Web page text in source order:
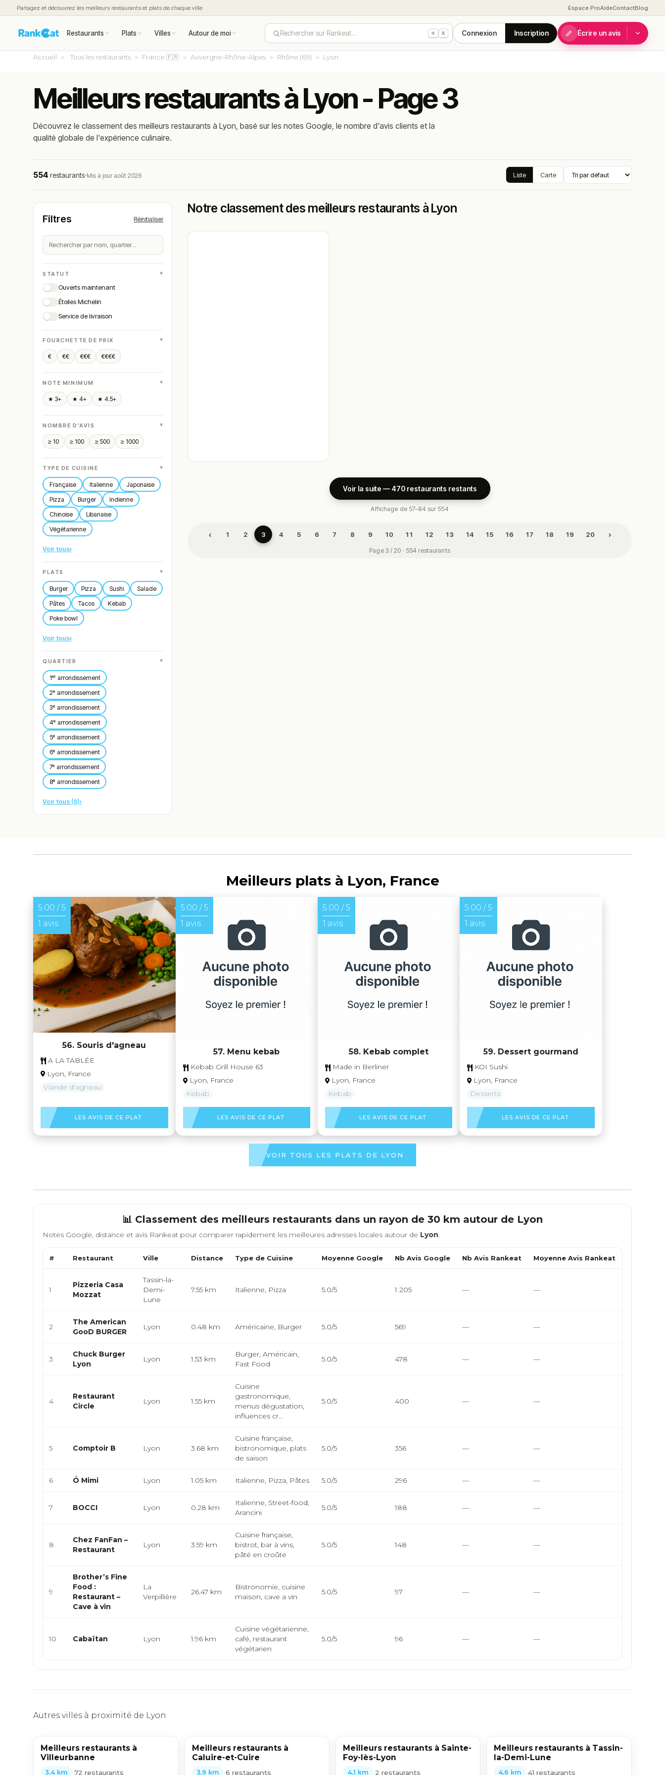
Partagez et découvrez les meilleurs restaurants et plats de chaque ville Espace ProAideContactBlog
Restaurants Plats Villes Autour de moi Rechercher sur Rankeat… ⌘ K Connexion Inscription Écrire un avis
Accueil Tous les restaurants France 🇫🇷 Auvergne-Rhône-Alpes Rhône (69) Lyon
Meilleurs restaurants à Lyon - Page 3
Découvrez le classement des meilleurs restaurants à Lyon, basé sur les notes Google, le nombre d'avis clients et la
qualité globale de l'expérience culinaire.
554 restaurants·Mis à jour août 2026 Liste Carte
Filtres Réinitialiser
STATUT ˅
Ouverts maintenant
Étoiles Michelin
Service de livraison
FOURCHETTE DE PRIX ˅
€ €€ €€€ €€€€
NOTE MINIMUM ˅
★ 3+ ★ 4+ ★ 4.5+
NOMBRE D'AVIS ˅
≥ 10 ≥ 100 ≥ 500 ≥ 1000
TYPE DE CUISINE ˅
Française Italienne
Japonaise
Pizza
Burger
Indienne
Chinoise
Libanaise
Végétarienne
Voir tous›
PLATS ˅
Burger Pizza Sushi
Salade
Pâtes
Tacos
Kebab
Poke bowl
Voir tous›
QUARTIER ˅
1ᵉʳ arrondissement
2ᵉ arrondissement
3ᵉ arrondissement
4ᵉ arrondissement
5ᵉ arrondissement
6ᵉ arrondissement
7ᵉ arrondissement
8ᵉ arrondissement
Voir tous (9)›
Notre classement des meilleurs restaurants à Lyon
Voir la suite — 470 restaurants restants
Affichage de 57–84 sur 554
‹ 1 2 3 4 5 6 7 8 9 10 11 12 13 14 15 16 17 18 19 20 ›
Page 3 / 20 · 554 restaurants
Meilleurs plats à Lyon, France
5.00 / 5
1 avis
56. Souris d'agneau
A LA TABLÉE
Lyon, France
Viande d'agneau
LES AVIS DE CE PLAT
5.00 / 5
1 avis
57. Menu kebab
Kebab Grill House 63
Lyon, France
Kebab
LES AVIS DE CE PLAT
5.00 / 5
1 avis
58. Kebab complet
Made in Berliner
Lyon, France
Kebab
LES AVIS DE CE PLAT
5.00 / 5
1 avis
59. Dessert gourmand
KOI Sushi
Lyon, France
Desserts
LES AVIS DE CE PLAT
VOIR TOUS LES PLATS DE LYON
📊 Classement des meilleurs restaurants dans un rayon de 30 km autour de Lyon
Notes Google, distance et avis Rankeat pour comparer rapidement les meilleures adresses locales autour de Lyon.
# Restaurant Ville Distance Type de Cuisine Moyenne Google Nb Avis Google Nb Avis Rankeat Moyenne Avis Rankeat
1
Pizzeria Casa
Mozzat
Tassin-la-
Demi-
Lune
7.55 km Italienne, Pizza 5.0/5 1 205 — —
2
The American
GooD BURGER
Lyon 0.48 km Américaine, Burger 5.0/5 569 — —
3
Chuck Burger
Lyon
Lyon 1.53 km
Burger, Américain,
Fast Food
5.0/5 478 — —
4
Restaurant
Circle
Lyon 1.55 km
Cuisine
gastronomique,
menus dégustation,
influences cr...
5.0/5 400 — —
5 Comptoir B Lyon 3.68 km
Cuisine française,
bistronomique, plats
de saison
5.0/5 356 — —
6 Ó Mimi Lyon 1.05 km Italienne, Pizza, Pâtes 5.0/5 296 — —
7 BOCCI Lyon 0.28 km
Italienne, Street-food,
Arancini
5.0/5 188 — —
8
Chez FanFan –
Restaurant
Lyon 3.59 km
Cuisine française,
bistrot, bar à vins,
pâté en croûte
5.0/5 148 — —
9
Brother’s Fine
Food :
Restaurant –
Cave à vin
La
Verpillière
26.47 km
Bistronomie, cuisine
maison, cave a vin
5.0/5 97 — —
10 Cabaïtan Lyon 1.96 km
Cuisine végétarienne,
café, restaurant
végétarien
5.0/5 96 — —
Autres villes à proximité de Lyon
Meilleurs restaurants à
Villeurbanne
3,4 km •72 restaurants
Meilleurs restaurants à
Caluire-et-Cuire
3,9 km •6 restaurants
Meilleurs restaurants à Sainte-
Foy-lès-Lyon
4,1 km •2 restaurants
Meilleurs restaurants à Tassin-
la-Demi-Lune
4,6 km •41 restaurants